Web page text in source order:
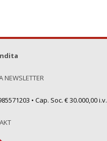
NEWSLETTER
• Cap. Soc. € 30.000,00 i.v.